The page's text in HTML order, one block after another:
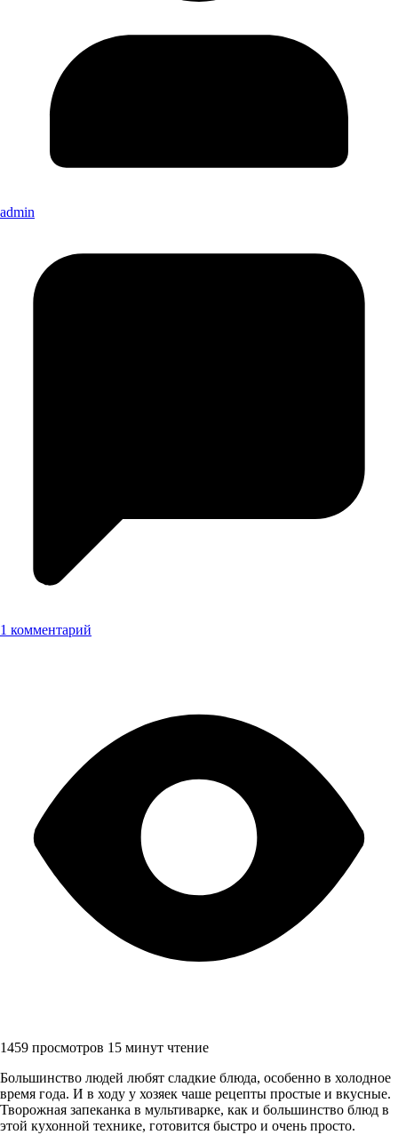
admin
1 комментарий
1459 просмотров 15 минут чтение
Большинство людей любят сладкие блюда, особенно в холодное
время года. И в ходу у хозяек чаше рецепты простые и вкусные.
Творожная запеканка в мультиварке, как и большинство блюд в
этой кухонной технике, готовится быстро и очень просто.